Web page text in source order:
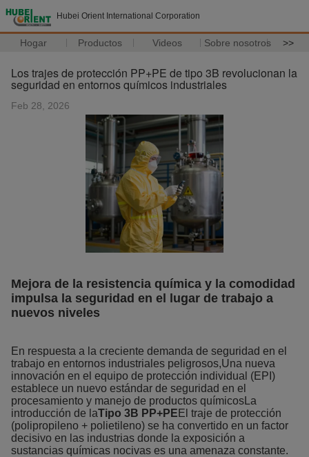
Hubei Orient International Corporation
Hogar Productos Videos Sobre nosotros >>
Los trajes de protección PP+PE de tipo 3B revolucionan la
seguridad en entornos químicos industriales
Feb 28, 2026
Mejora de la resistencia química y la comodidad
impulsa la seguridad en el lugar de trabajo a
nuevos niveles
En respuesta a la creciente demanda de seguridad en el
trabajo en entornos industriales peligrosos,Una nueva
innovación en el equipo de protección individual (EPI)
establece un nuevo estándar de seguridad en el
procesamiento y manejo de productos químicosLa
introducción de laTipo 3B PP+PE El traje de protección
(polipropileno + polietileno) se ha convertido en un factor
decisivo en las industrias donde la exposición a
sustancias químicas nocivas es una amenaza constante.